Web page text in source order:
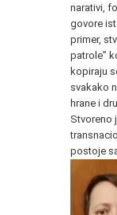
narativi,
govore
primer,
patrole”
kopiraju
svakako
hrane i
Stvoreno
postoje